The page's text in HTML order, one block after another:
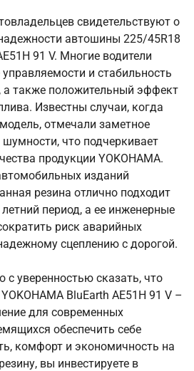
свидетельствуют о
автошины 225/45R18
91 V. Многие водители
и стабильность
а также положительный эффект
Известны случаи, когда
отмечали заметное
что подчеркивает
продукции YOKOHAMA.
изданий
резина отлично подходит
период, а ее инженерные
риск аварийных
сцеплению с дорогой.
с уверенностью сказать, что
BluEarth AE51H 91 V –
для современных
обеспечить себе
комфорт и экономичность на
вы инвестируете в